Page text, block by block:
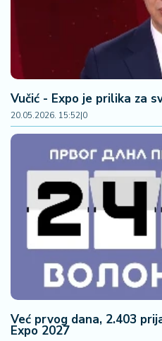
Vučić - Expo je prilika za
20.05.2026. 15:52|0
Već prvog dana, 2.403
Expo 2027